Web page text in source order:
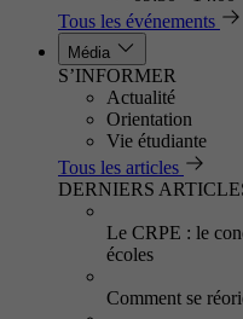
Tous les événements
Média
S’INFORMER
Actualité
Orientation
Vie étudiante
Tous les articles
DERNIERS
Le CRPE : le
écoles
Comment se